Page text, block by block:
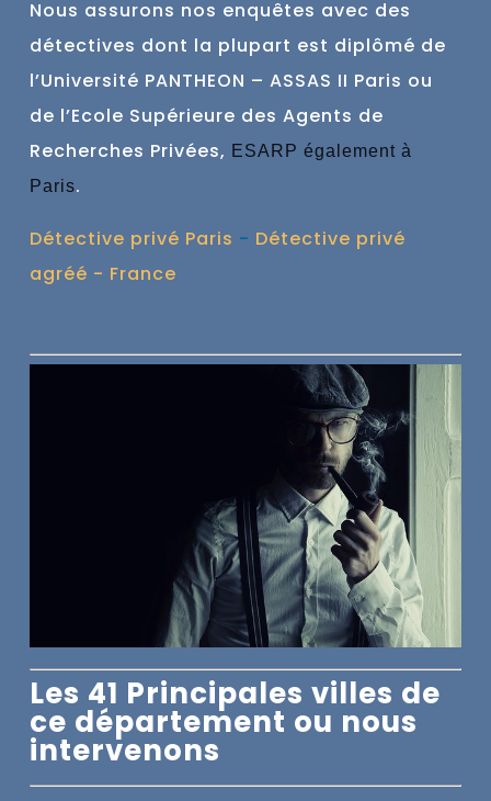
Nous assurons nos enquêtes avec des
détectives dont la plupart est diplômé de
l’Université PANTHEON – ASSAS II Paris ou
de l’Ecole Supérieure des Agents de
Recherches Privées, ESARP également à
Paris.
Détective privé Paris - Détective privé
agréé - France
Les 41 Principales villes de
ce département ou nous
intervenons